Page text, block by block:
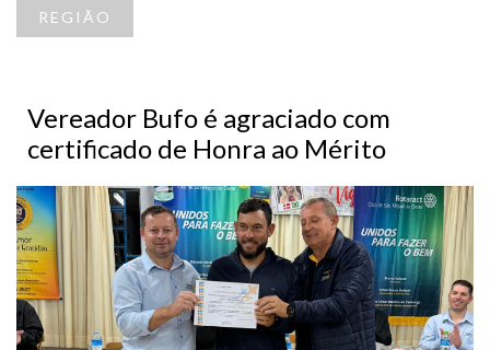
REGIÃO
Vereador Bufo é agraciado com
certificado de Honra ao Mérito